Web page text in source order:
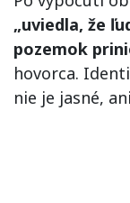
„uviedla, že
pozemok
hovorca.
nie je jasné,